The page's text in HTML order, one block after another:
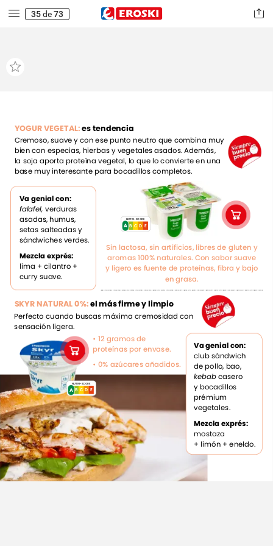
35de73
Vagenialcon:
falafel, verduras
asadas,humus,
setas salteadasy
sándwichesverdes.
Mezclaexprés:
lima + cilantro +
currysuave.
Sin lactosa, sin artificios, libres de gluten y
aromas100% naturales. Con saborsuave
y ligero es fuente de proteínas, fibra y bajo
en grasa.
A B D E
C
NUTRI-SCORE
A
YOGURVEGETAL:estendencia
Cremoso,suave ycon esepunto neutro que combina muy
bien con especias, hierbas y vegetalesasados. Además,
la soja aporta proteína vegetal, lo quelo convierte enuna
basemuyinteresantepara bocadilloscompletos.
SKYRNATURAL0%:elmásfirmeylimpio
Vagenialcon:
club sándwich
de pollo, bao,
kebab casero
y bocadillos
prémium
vegetales.
Mezclaexprés:
mostaza
+ limón + eneldo.
Perfecto cuando buscas máxima cremosidad con
sensación ligera.
• 12gramosde
proteínas por envase.
• 0% azúcaresañadidos.
A B D E
C
NUTRI-SCORE
A